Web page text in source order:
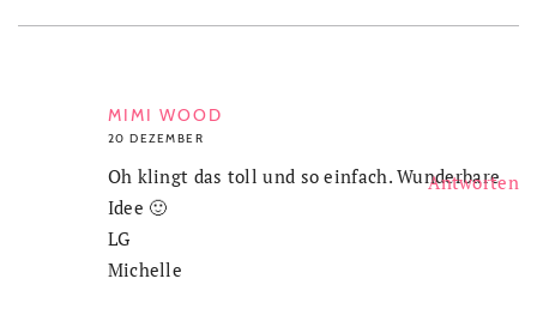
MIMI WOOD
20 DEZEMBER
Oh klingt das toll und so einfach. Wunderbare
Idee 🙂
LG
Michelle
Antworten